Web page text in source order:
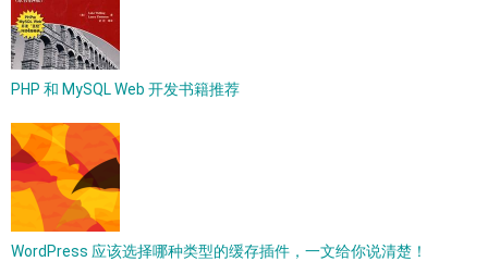
PHP 和 MySQL Web 开发书籍推荐
WordPress 应该选择哪种类型的缓存插件，一文给你说清楚！